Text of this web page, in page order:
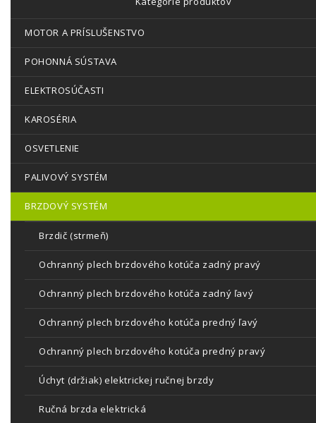
MOTOR A PRÍSLUŠENSTVO
POHONNÁ SÚSTAVA
ELEKTROSÚČASTI
KAROSÉRIA
OSVETLENIE
PALIVOVÝ SYSTÉM
BRZDOVÝ SYSTÉM
Brzdič (strmeň)
Ochranný plech brzdového kotúča zadný pravý
Ochranný plech brzdového kotúča zadný ľavý
Ochranný plech brzdového kotúča predný ľavý
Ochranný plech brzdového kotúča predný pravý
Úchyt (držiak) elektrickej ručnej brzdy
Ručná brzda elektrická